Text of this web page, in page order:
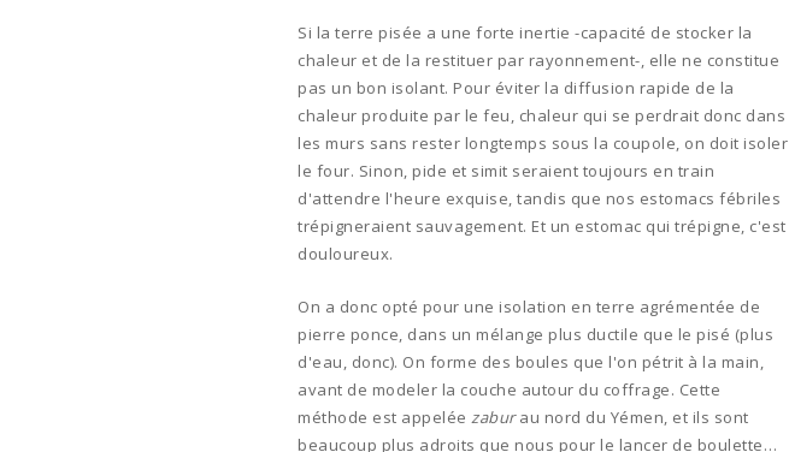
Si la terre pisée a une forte inertie -capacité de stocker la
chaleur et de la restituer par rayonnement-, elle ne constitue
pas un bon isolant. Pour éviter la diffusion rapide de la
chaleur produite par le feu, chaleur qui se perdrait donc dans
les murs sans rester longtemps sous la coupole, on doit isoler
le four. Sinon, pide et simit seraient toujours en train
d'attendre l'heure exquise, tandis que nos estomacs fébriles
trépigneraient sauvagement. Et un estomac qui trépigne, c'est
douloureux.
On a donc opté pour une isolation en terre agrémentée de
pierre ponce, dans un mélange plus ductile que le pisé (plus
d'eau, donc). On forme des boules que l'on pétrit à la main,
avant de modeler la couche autour du coffrage. Cette
méthode est appelée zaburau nord du Yémen, et ils sont
beaucoup plus adroits que nous pour le lancer de boulette…